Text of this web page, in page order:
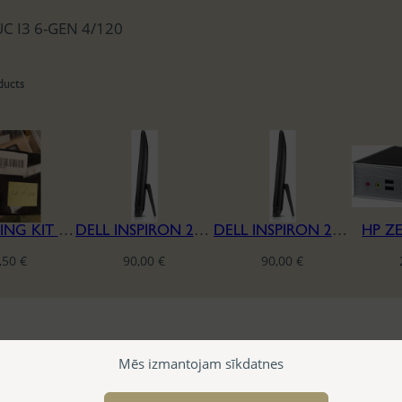
Mēs izmantojam sīkdatnes
I3 6-GEN 4/120
COMPUTING KIT I3-7100U 4GB NUC7I3BNK
€
DELL INSPIRON 24 3459 SERIES A10 I5-6500 4/240
90,00€
DELL INSPIRON 24 3459 SERIES A10 I5-6500 4/240
90,00€
HP